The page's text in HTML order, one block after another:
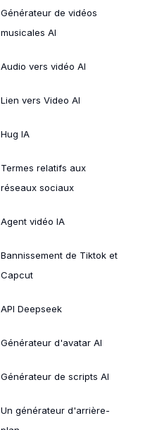
Générateur de vidéos
musicales AI
Audio vers vidéo AI
Lien vers Video AI
Hug IA
Termes relatifs aux
réseaux sociaux
Agent vidéo IA
Bannissement de Tiktok et
Capcut
API Deepseek
Générateur d'avatar AI
Générateur de scripts AI
Un générateur d'arrière-